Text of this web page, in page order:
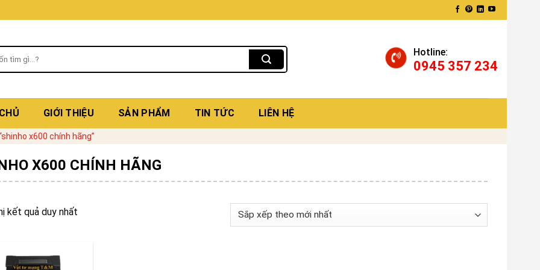
Hotline:
0945 357 234
GIỚI THIỆU SẢN PHẨM TIN TỨC LIÊN HỆ
x600 chính hãng”
X600 CHÍNH HÃNG
kết quả duy nhất